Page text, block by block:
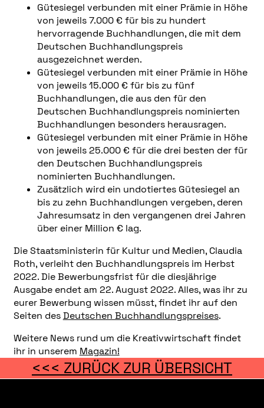
Gütesiegel verbunden mit einer Prämie in Höhe
von jeweils 7.000 € für bis zu hundert
hervorragende Buchhandlungen, die mit dem
Deutschen Buchhandlungspreis
ausgezeichnet werden.
Gütesiegel verbunden mit einer Prämie in Höhe
von jeweils 15.000 € für bis zu fünf
Buchhandlungen, die aus den für den
Deutschen Buchhandlungspreis nominierten
Buchhandlungen besonders herausragen.
Gütesiegel verbunden mit einer Prämie in Höhe
von jeweils 25.000 € für die drei besten der für
den Deutschen Buchhandlungspreis
nominierten Buchhandlungen.
Zusätzlich wird ein undotiertes Gütesiegel an
bis zu zehn Buchhandlungen vergeben, deren
Jahresumsatz in den vergangenen drei Jahren
über einer Million € lag.
Die Staatsministerin für Kultur und Medien, Claudia
Roth, verleiht den Buchhandlungspreis im Herbst
2022. Die Bewerbungsfrist für die diesjährige
Ausgabe endet am 22. August 2022. Alles, was ihr zu
eurer Bewerbung wissen müsst, findet ihr auf den
Seiten desDeutschen Buchhandlungspreises.
Weitere News rund um die Kreativwirtschaft findet
ihr in unserem Magazin!
<<< ZURÜCK ZUR ÜBERSICHT